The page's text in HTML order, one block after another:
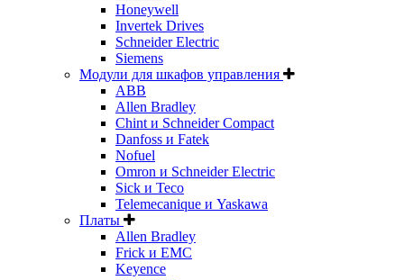
Honeywell
Invertek Drives
Schneider Electric
Siemens
Модули для шкафов управления
ABB
Allen Bradley
Chint и Schneider Compact
Danfoss и Fatek
Nofuel
Omron и Schneider Electric
Sick и Teco
Telemecanique и Yaskawa
Платы
Allen Bradley
Frick и EMC
Keyence